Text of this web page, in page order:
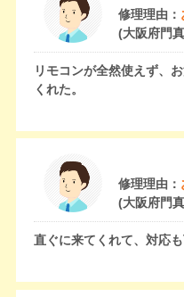
修理理由：
(大阪府門
リモコンが全然使えず、
くれた。
修理理由：
(大阪府門
直ぐに来てくれて、対応も